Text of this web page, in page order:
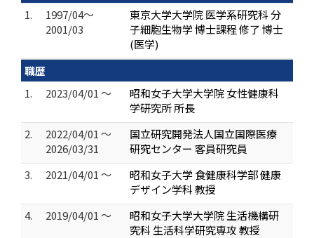
1.
1997/04～
2001/03
東京大学大学院 医学系研究科 分
子細胞生物学 博士課程 修了 博士
(医学)
職歴
1.
2023/04/01 ～
昭和女子大学大学院 女性健康科
学研究所 所長
2.
2022/04/01 ～
2026/03/31
国立研究開発法人国立国際医療
研究センター 客員研究員
3.
2021/04/01 ～
昭和女子大学 食健康科学部 健康
デザイン学科 教授
4.
2019/04/01 ～
昭和女子大学大学院 生活機構研
究科 生活科学研究専攻 教授